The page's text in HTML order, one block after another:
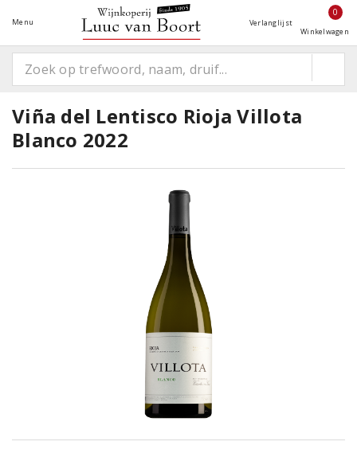
Menu Verlanglijst
0
Winkelwagen
Viña del Lentisco Rioja Villota
Blanco 2022